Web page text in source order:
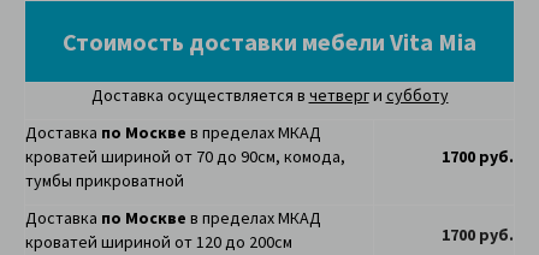
Стоимость доставки мебели Vita Mia
Доставка осуществляется в четверги субботу
Доставка по Москве в пределах МКАД
кроватей шириной от 70 до 90см, комода,
тумбы прикроватной
1700 руб.
Доставка по Москве в пределах МКАД
кроватей шириной от 120 до 200см
1700 руб.